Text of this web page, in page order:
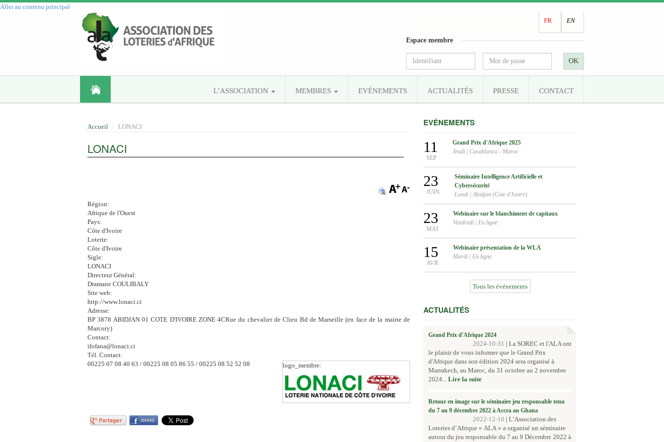
Aller au contenu principal
EN
FR
Espace membre
OK
CONTACT
PRESSE
ACTUALITÉS
EVÉNEMENTS
MEMBRES
L’ASSOCIATION
Accueil LONACI
LONACI
Région:
Afrique de l'Ouest
Pays:
Côte d'Ivoire
Loterie:
Côte d'Ivoire
Sigle:
LONACI
Directeur Général:
Dramane COULIBALY
Site web:
http://www.lonaci.ci
Adresse:
BP 3878 ABIDJAN 01 COTE D'IVOIRE ZONE 4CRue du chevalier de Clieu Bd de Marseille (en face de la mairie de
Marcory)
Contact:
ifofana@lonaci.ci
logo_membre:
Tél. Contact:
00225 07 08 40 63 / 00225 08 05 86 55 / 00225 08 52 52 08
EVÉNEMENTS
11
SEP
Grand Prix d'Afrique 2025
Jeudi
Casablanca - Maroc
23
JUIN
Séminaire Intelligence Artificielle et
Cybersécurité
Lundi |Abidjan (Cote d'Ivoire)
23
MAI
Webinaire sur le blanchiment de capitaux
Vendredi
En ligne
15
AVR
Webinaire présentation de la WLA
Mardi
En ligne
Tous les événements
ACTUALITÉS
Grand Prix d'Afrique 2024
2024-10-31 | La SOREC et l'ALA ont
le plaisir de vous informer que le Grand Prix
d'Afrique dans son édition 2024 sera organisé à
Marrakech, au Maroc, du 31 octobre au 2 novembre
2024... Lire la suite
Retour en image sur le séminaire jeu responsable tenu
du 7 au 9 décembre 2022 à Accra au Ghana
2022-12-16 | L’Association des
Loteries d’Afrique « ALA » a organisé un séminaire
autour du jeu responsable du 7 au 9 Décembre 2022 à